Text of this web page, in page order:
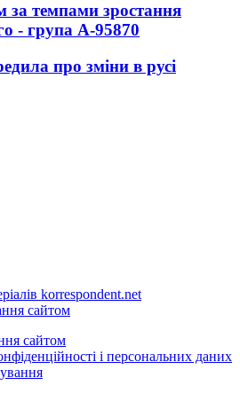
за темпами зростання
- група А-95870
про зміни в русі
korrespondent.net
сайтом
сайтом
і персональних даних